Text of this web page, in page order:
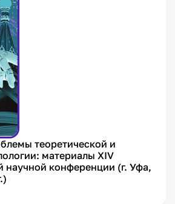
теоретической и
материалы ХIV
конференции (г. Уфа,